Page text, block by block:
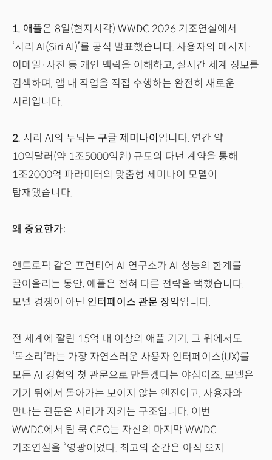
1. 애플은 8일(현지시각) WWDC 2026 기조연설에서
‘시리 AI(Siri AI)’를 공식 발표했습니다. 사용자의 메시지·
이메일·사진 등 개인 맥락을 이해하고, 실시간 세계 정보를
검색하며, 앱 내 작업을 직접 수행하는 완전히 새로운
시리입니다.
2. 시리 AI의 두뇌는 구글 제미나이 입니다. 연간 약
10억달러(약 1조5000억원) 규모의 다년 계약을 통해
1조2000억 파라미터의 맞춤형 제미나이 모델이
탑재됐습니다.
왜 중요한가:
앤트로픽 같은 프런티어 AI 연구소가 AI 성능의 한계를
끌어올리는 동안, 애플은 전혀 다른 전략을 택했습니다.
모델 경쟁이 아닌 인터페이스 관문 장악입니다.
전 세계에 깔린 15억 대 이상의 애플 기기, 그 위에서도
‘목소리’라는 가장 자연스러운 사용자 인터페이스(UX)를
모든 AI 경험의 첫 관문으로 만들겠다는 야심이죠. 모델은
기기 뒤에서 돌아가는 보이지 않는 엔진이고, 사용자와
만나는 관문은 시리가 지키는 구조입니다. 이번
WWDC에서 팀 쿡 CEO는 자신의 마지막 WWDC
기조연설을 “영광이었다. 최고의 순간은 아직 오지